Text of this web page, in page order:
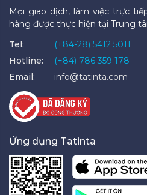
Mọi giao dịch, làm việc trực
hàng được thực hiện tại Trung
Tel:
(+84-28) 5412 5011
Hotline:
(+84) 786 359 178
Email:
info@tatinta.com
Ứng dụng Tatinta